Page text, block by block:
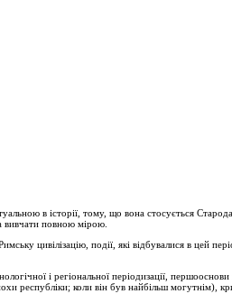
в історії, тому, що вона стосується
вивчати повною мірою.
цивілізацію, події, які відбувалися в цей
і регіональної періодизації,
республіки; коли він був найбільш могутнім),